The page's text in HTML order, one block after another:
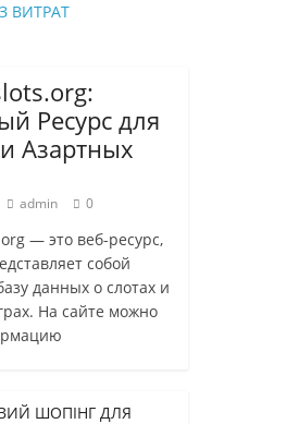
ВИТРАТ
Ресурс для
Азартных
admin 0
— это веб-ресурс,
собой
данных о слотах и
На сайте можно
ШОПІНГ ДЛЯ